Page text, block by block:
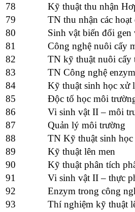
78
Kỹ thuật thu nhận
79
TN thu nhận các
80
Sinh vật biến đổi gen
81
Công nghệ nuôi cấy
82
TN kỹ thuật nuôi cấy
83
TN Công nghệ
84
Kỹ thuật sinh học xử
85
Độc tố học môi
86
Vi sinh vật II – môi
87
Quản lý môi trường
88
TN Kỹ thuật sinh
89
Kỹ thuật lên men
90
Kỹ thuật phân tích
91
Vi sinh vật II – thực
92
Enzym trong công
93
Thí nghiệm kỹ thuật